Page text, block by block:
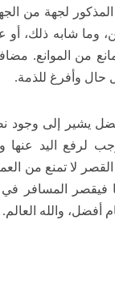
لجهة من
شابه ذلك، أو
من الموانع.
حال وأفرغ للذمة.
يشير إلى
لرفع اليد عنها
لا تمنع من العمل
فيقصر المسافر
أفضل، والله العالم.